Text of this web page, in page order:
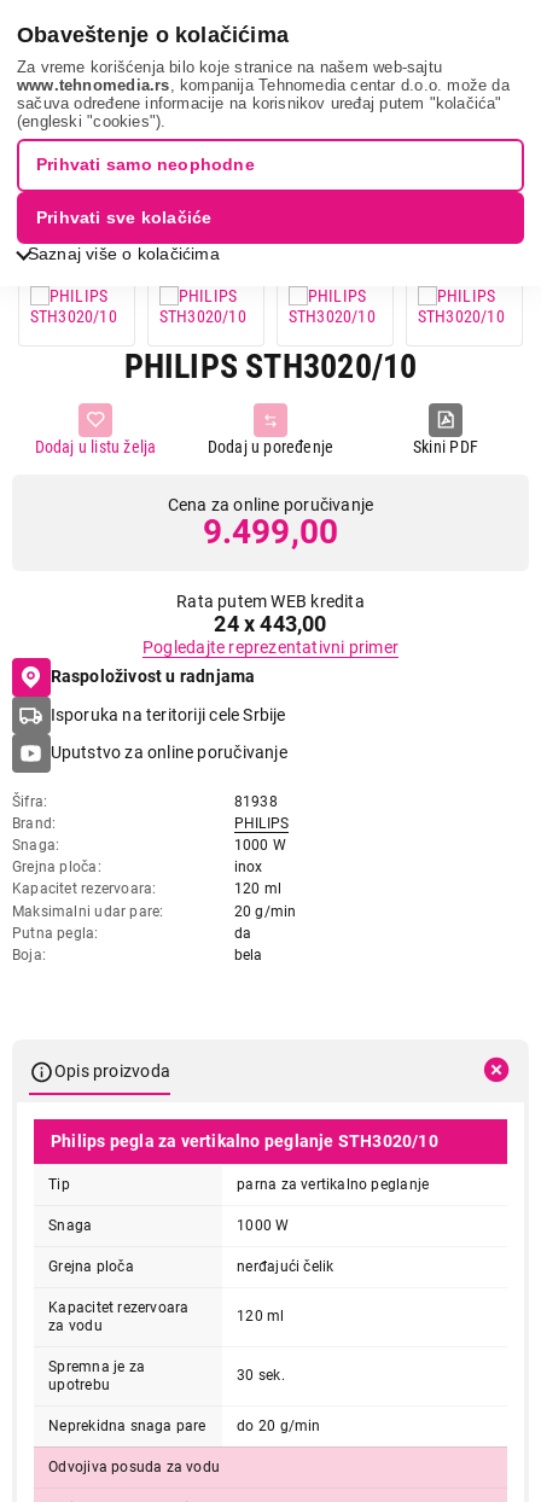
Obaveštenje o kolačićima
Za vreme korišćenja bilo koje stranice na našem web-sajtu
www.tehnomedia.rs , kompanija Tehnomedia centar d.o.o. može da
sačuva određene informacije na korisnikov uređaj putem "kolačića"
(engleski "cookies").
Saznaj više o kolačićima
Prihvati samo neophodne
Prihvati sve kolačiće
Mali kućni aparati Pegle Vertikalne pegle
Philips
sth3020...
PHILIPS STH3020/10
Skini PDF
Dodaj u poređenje
Dodaj u listu želja
Cena za online poručivanje
9.499,00
Rata putem WEB kredita
24 x 443,00
Pogledajte reprezentativni primer
Raspoloživost u radnjama
Isporuka na teritoriji cele Srbije
Uputstvo za online poručivanje
Šifra
81938
Brand
PHILIPS
Snaga
1000 W
Grejna ploča
inox
Kapacitet rezervoara
120 ml
Maksimalni udar pare
20 g/min
Putna pegla
da
Boja
bela
Opis proizvoda
Philips pegla za vertikalno peglanje STH3020/10
Tip parna za vertikalno peglanje
Snaga 1000 W
Grejna ploča nerđajući čelik
Kapacitet rezervoara
za vodu
120 ml
Spremna je za
upotrebu
30 sek.
Neprekidna snaga pare do 20 g/min
Odvojiva posuda za vodu